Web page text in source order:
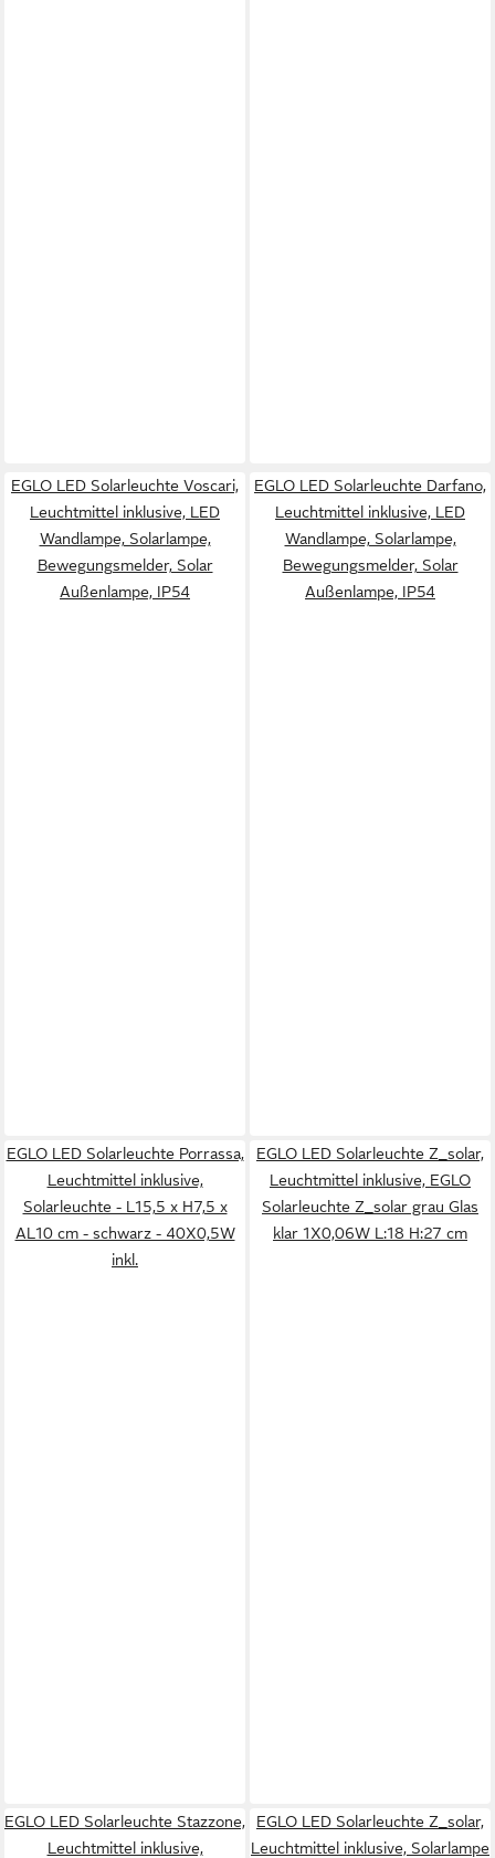
EGLO LED Solarleuchte Voscari,
Leuchtmittel inklusive, LED
Wandlampe, Solarlampe,
Bewegungsmelder, Solar
Außenlampe, IP54
EGLO LED Solarleuchte Darfano,
Leuchtmittel inklusive, LED
Wandlampe, Solarlampe,
Bewegungsmelder, Solar
Außenlampe, IP54
EGLO LED Solarleuchte Porrassa,
Leuchtmittel inklusive,
Solarleuchte - L15,5 x H7,5 x
AL10 cm - schwarz - 40X0,5W
inkl.
EGLO LED Solarleuchte Z_solar,
Leuchtmittel inklusive, EGLO
Solarleuchte Z_solar grau Glas
klar 1X0,06W L:18 H:27 cm
EGLO LED Solarleuchte Stazzone,
Leuchtmittel inklusive,
EGLO LED Solarleuchte Z_solar,
Leuchtmittel inklusive, Solarlampe